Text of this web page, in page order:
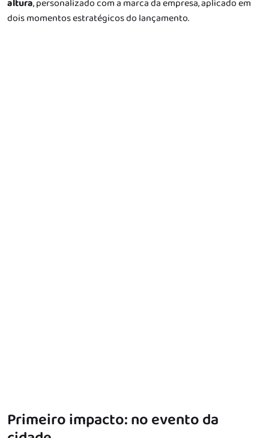
altura, personalizado com a marca da empresa, aplicado em
dois momentos estratégicos do lançamento.
Primeiro impacto: no evento da